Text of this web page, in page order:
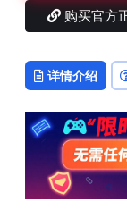
购买官方
详情介绍